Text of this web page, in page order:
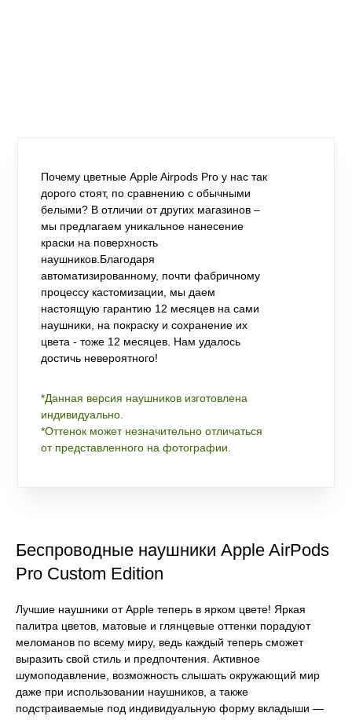
Почему цветные Apple Airpods Pro у нас так
дорого стоят, по сравнению с обычными
белыми? В отличии от других магазинов –
мы предлагаем уникальное нанесение
краски на поверхность
наушников.Благодаря
автоматизированному, почти фабричному
процессу кастомизации, мы даем
настоящую гарантию 12 месяцев на сами
наушники, на покраску и сохранение их
цвета - тоже 12 месяцев. Нам удалось
достичь невероятного!
*Данная версия наушников изготовлена
индивидуально.
*Оттенок может незначительно отличаться
от представленного на фотографии.
Беспроводные наушники Apple AirPods
Pro Custom Edition
Лучшие наушники от Apple теперь в ярком цвете! Яркая
палитра цветов, матовые и глянцевые оттенки порадуют
меломанов по всему миру, ведь каждый теперь сможет
выразить свой стиль и предпочтения. Активное
шумоподавление, возможность слышать окружающий мир
даже при использовании наушников, а также
подстраиваемые под индивидуальную форму вкладыши —